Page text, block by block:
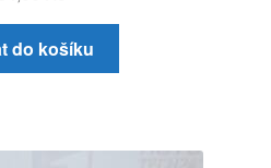
do košíku